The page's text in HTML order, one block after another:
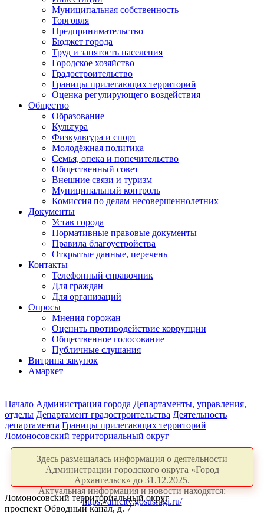
Муниципальная собственность
Торговля
Предпринимательство
Бюджет города
Труд и занятость населения
Городское хозяйство
Градостроительство
Границы прилегающих территорий
Оценка регулирующего воздействия
Общество
Образование
Культура
Физкультура и спорт
Молодёжная политика
Семья, опека и попечительство
Общественный совет
Внешние связи и туризм
Муниципальный контроль
Комиссия по делам несовершеннолетних
Документы
Устав города
Нормативные правовые документы
Правила благоустройства
Открытые данные, перечень
Контакты
Телефонный справочник
Для граждан
Для организаций
Опросы
Мнения горожан
Оценить противодействие коррупции
Общественное голосование
Публичные слушания
Витрина закупок
Амаркет
Начало Администрация города Департаменты, управления,
отделы Департамент градостроительства Деятельность
департамента Границы прилегающих территорий
Ломоносовский территориальный округ
Здесь размещалась информация о деятельности
Администрации городского округа «Город
Архангельск» до 31.12.2025.
Актуальная информация и новости находятся:
https://arhcity.gosuslugi.ru/
Ломоносовский территориальный округ
проспект Обводный канал, д. 7